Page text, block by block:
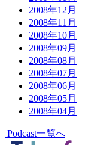
2008年12月
2008年11月
2008年10月
2008年09月
2008年08月
2008年07月
2008年06月
2008年05月
2008年04月
Podcast一覧へ